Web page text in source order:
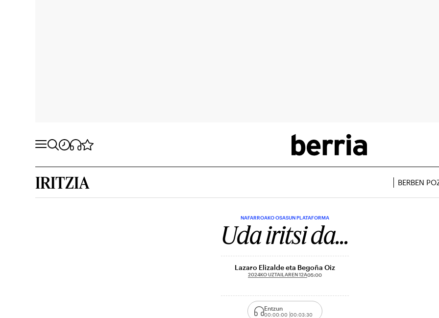
IRITZIA BERBEN
NAFARROAKO OSASUN PLATAFORMA
Uda iritsi da...
Lazaro Elizalde eta Begoña Oiz
2024KO UZTAILAREN 12A05:00
Entzun
00:00:00 00:03:30